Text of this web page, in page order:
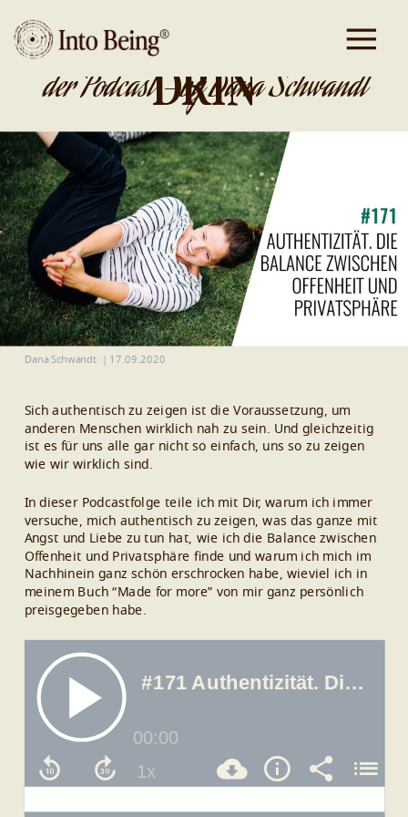
DA IST GOLD
DRIN
der Podcast - by Dana Schwandt
Dana Schwandt 17.09.2020
Sich authentisch zu zeigen ist die Voraussetzung, um
anderen Menschen wirklich nah zu sein. Und gleichzeitig
ist es für uns alle gar nicht so einfach, uns so zu zeigen
wie wir wirklich sind.
In dieser Podcastfolge teile ich mit Dir, warum ich immer
versuche, mich authentisch zu zeigen, was das ganze mit
Angst und Liebe zu tun hat, wie ich die Balance zwischen
Offenheit und Privatsphäre finde und warum ich mich im
Nachhinein ganz schön erschrocken habe, wieviel ich in
meinem Buch “Made for more” von mir ganz persönlich
preisgegeben habe.